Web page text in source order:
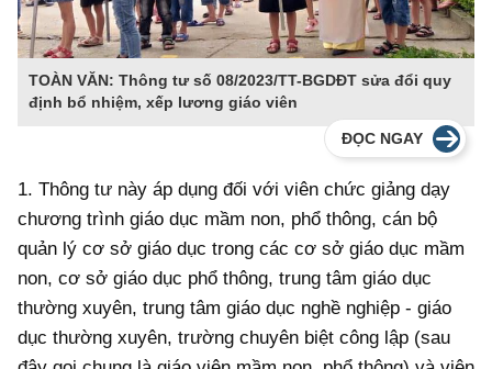
TOÀN VĂN: Thông tư số 08/2023/TT-BGDĐT sửa đổi quy
định bổ nhiệm, xếp lương giáo viên
ĐỌC NGAY
1. Thông tư này áp dụng đối với viên chức giảng dạy
chương trình giáo dục mầm non, phổ thông, cán bộ
quản lý cơ sở giáo dục trong các cơ sở giáo dục mầm
non, cơ sở giáo dục phổ thông, trung tâm giáo dục
thường xuyên, trung tâm giáo dục nghề nghiệp - giáo
dục thường xuyên, trường chuyên biệt công lập (sau